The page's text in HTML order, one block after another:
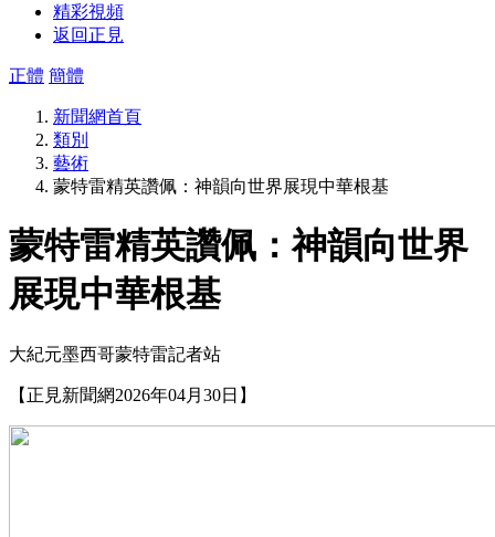
精彩視頻
返回正見
正體 簡體
新聞網首頁
類別
藝術
蒙特雷精英讚佩：神韻向世界展現中華根基
蒙特雷精英讚佩：神韻向世界
展現中華根基
大紀元墨西哥蒙特雷記者站
【正見新聞網2026年04月30日】